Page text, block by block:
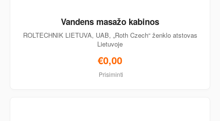
Vandens masažo kabinos
ROLTECHNIK LIETUVA, UAB, „Roth Czech“ ženklo atstovas
Lietuvoje
€0,00
Prisiminti